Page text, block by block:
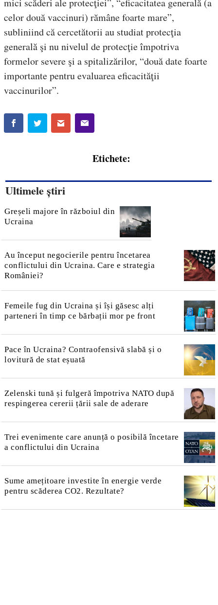
celor două vaccinuri) rămâne foarte mare”,
subliniind că cercetătorii au studiat protecţia
generală şi nu nivelul de protecţie împotriva
formelor severe şi a spitalizărilor, “două date foarte
importante pentru evaluarea eficacităţii
vaccinurilor”.
Etichete:
Ultimele știri
Greșeli majore în războiul din
Ucraina
Au început negocierile pentru încetarea
conflictului din Ucraina. Care e strategia
României?
Femeile fug din Ucraina și își găsesc alți
parteneri în timp ce bărbații mor pe front
Pace în Ucraina? Contraofensivă slabă și o
lovitură de stat eșuată
Zelenski tună și fulgeră împotriva NATO după
respingerea cererii țării sale de aderare
Trei evenimente care anunță o posibilă încetare
a conflictului din Ucraina
Sume amețitoare investite în energie verde
pentru scăderea CO2. Rezultate?